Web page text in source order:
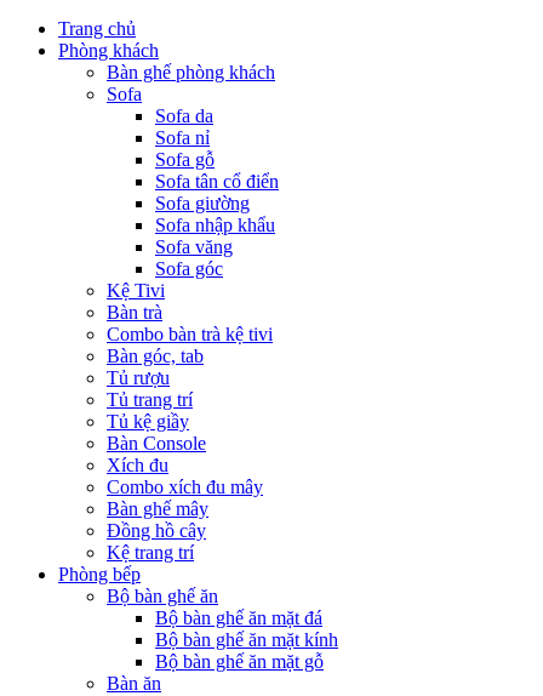
Trang chủ
Phòng khách
Bàn ghế phòng khách
Sofa
Sofa da
Sofa nỉ
Sofa gỗ
Sofa tân cổ điển
Sofa giường
Sofa nhập khẩu
Sofa văng
Sofa góc
Kệ Tivi
Bàn trà
Combo bàn trà kệ tivi
Bàn góc, tab
Tủ rượu
Tủ trang trí
Tủ kệ giầy
Bàn Console
Xích đu
Combo xích đu mây
Bàn ghế mây
Đồng hồ cây
Kệ trang trí
Phòng bếp
Bộ bàn ghế ăn
Bộ bàn ghế ăn mặt đá
Bộ bàn ghế ăn mặt kính
Bộ bàn ghế ăn mặt gỗ
Bàn ăn